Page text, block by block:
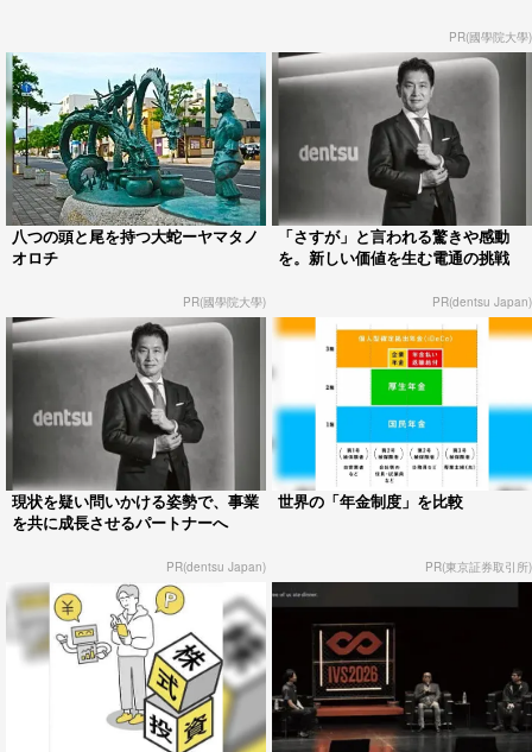
PR(國學院大學)
八つの頭と尾を持つ大蛇ーヤマタノ
オロチ
PR(國學院大學)
「さすが」と言われる驚きや感動
を。新しい価値を生む電通の挑戦
PR(dentsu Japan)
現状を疑い問いかける姿勢で、事業
を共に成長させるパートナーへ
PR(dentsu Japan)
世界の「年金制度」を比較
PR(東京証券取引所)